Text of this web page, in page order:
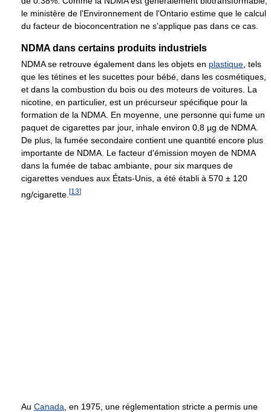
le ministère de l'Environnement de l'Ontario estime que le calcul
du facteur de bioconcentration ne s’applique pas dans ce cas.
NDMA dans certains produits industriels
NDMA se retrouve également dans les objets en plastique, tels
que les tétines et les sucettes pour bébé, dans les cosmétiques,
et dans la combustion du bois ou des moteurs de voitures. La
nicotine, en particulier, est un précurseur spécifique pour la
formation de la NDMA. En moyenne, une personne qui fume un
paquet de cigarettes par jour, inhale environ 0,8 µg de NDMA.
De plus, la fumée secondaire contient une quantité encore plus
importante de NDMA. Le facteur d'émission moyen de NDMA
dans la fumée de tabac ambiante, pour six marques de
cigarettes vendues aux États-Unis, a été établi à 570 ± 120
ng/cigarette. [13]
Au Canada , en 1975, une réglementation stricte a permis une